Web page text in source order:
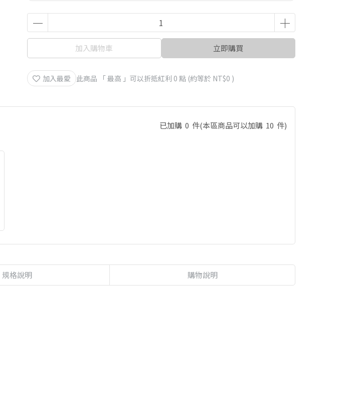
加入購物車 立即購買
加入最愛 此商品 「 最高 」可以折抵紅利 0 點 (約等於 NT$0 )
已加購 0 件(本區商品可以加購 10 件)
規格說明 購物說明